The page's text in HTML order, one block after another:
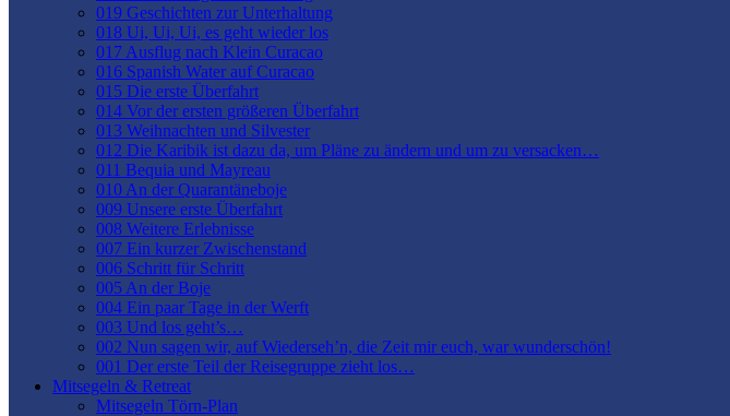
019 Geschichten zur Unterhaltung
018 Ui, Ui, Ui, es geht wieder los
017 Ausflug nach Klein Curacao
016 Spanish Water auf Curacao
015 Die erste Überfahrt
014 Vor der ersten größeren Überfahrt
013 Weihnachten und Silvester
012 Die Karibik ist dazu da, um Pläne zu ändern und um zu versacken…
011 Bequia und Mayreau
010 An der Quarantäneboje
009 Unsere erste Überfahrt
008 Weitere Erlebnisse
007 Ein kurzer Zwischenstand
006 Schritt für Schritt
005 An der Boje
004 Ein paar Tage in der Werft
003 Und los geht’s…
002 Nun sagen wir, auf Wiederseh’n, die Zeit mir euch, war wunderschön!
001 Der erste Teil der Reisegruppe zieht los…
Mitsegeln & Retreat
Mitsegeln Törn-Plan